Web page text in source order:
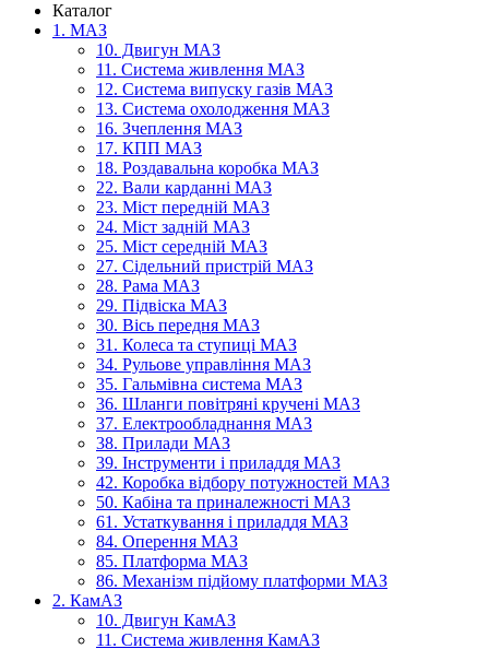
Каталог
1. МАЗ
10. Двигун МАЗ
11. Система живлення МАЗ
12. Система випуску газів МАЗ
13. Система охолодження МАЗ
16. Зчеплення МАЗ
17. КПП МАЗ
18. Роздавальна коробка МАЗ
22. Вали карданні МАЗ
23. Міст передній МАЗ
24. Міст задній МАЗ
25. Міст середній МАЗ
27. Сідельний пристрій МАЗ
28. Рама МАЗ
29. Підвіска МАЗ
30. Вісь передня МАЗ
31. Колеса та ступиці МАЗ
34. Рульове управління МАЗ
35. Гальмівна система МАЗ
36. Шланги повітряні кручені МАЗ
37. Електрообладнання МАЗ
38. Прилади МАЗ
39. Інструменти і приладдя МАЗ
42. Коробка відбору потужностей МАЗ
50. Кабіна та приналежності МАЗ
61. Устаткування і приладдя МАЗ
84. Оперення МАЗ
85. Платформа МАЗ
86. Механізм підйому платформи МАЗ
2. КамАЗ
10. Двигун КамАЗ
11. Система живлення КамАЗ